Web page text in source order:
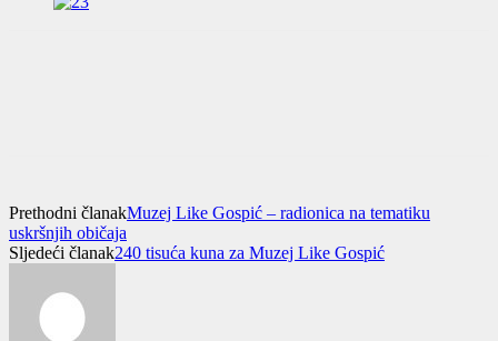
Prethodni članakMuzej Like Gospić – radionica na tematiku
uskršnjih običaja
Sljedeći članak240 tisuća kuna za Muzej Like Gospić